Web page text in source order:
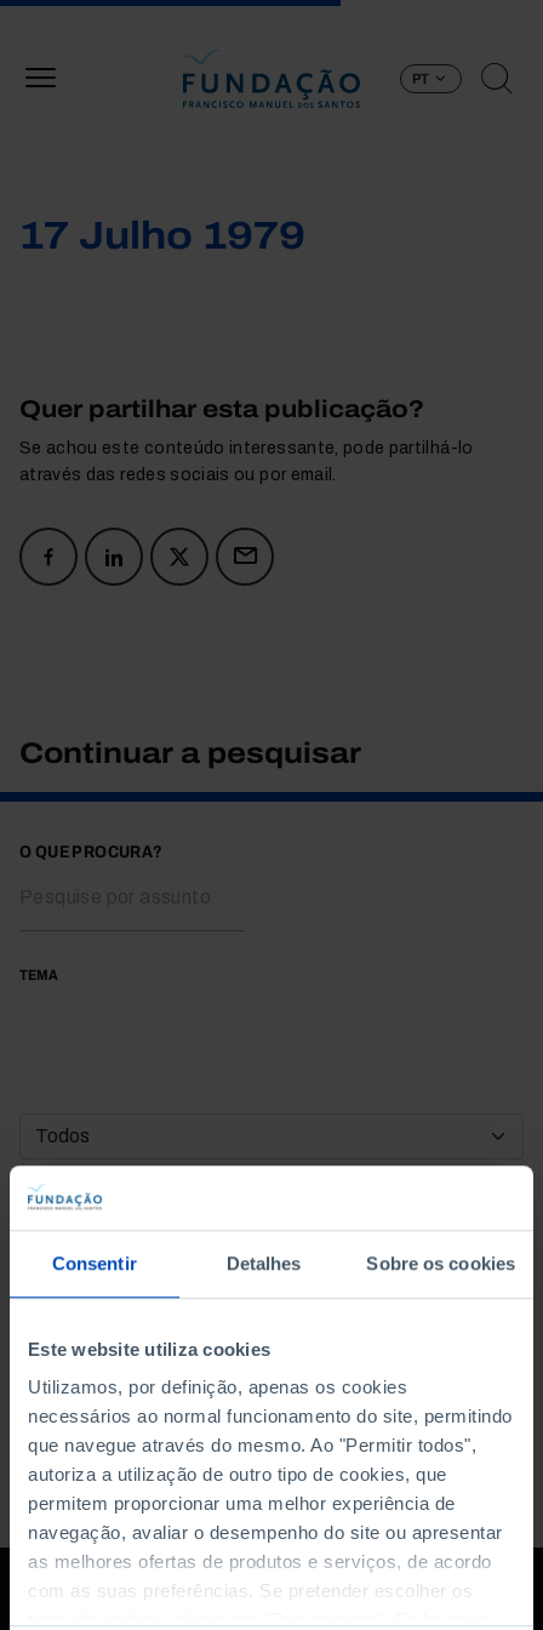
Consentir Detalhes Sobre os cookies
Este website utiliza cookies
Utilizamos, por definição, apenas os cookies
necessários ao normal funcionamento do site, permitindo
que navegue através do mesmo. Ao "Permitir todos",
autoriza a utilização de outro tipo de cookies, que
permitem proporcionar uma melhor experiência de
navegação, avaliar o desempenho do site ou apresentar
as melhores ofertas de produtos e serviços, de acordo
com as suas preferências. Se pretender escolher os
PT
17 Julho 1979
Quer partilhar esta publicação?
Se achou este conteúdo interessante, pode partilhá-lo
através das redes sociais ou por email.
Continuar a pesquisar
O QUE PROCURA?
TEMA
DATA DE INÍCIO
DATA DE FIM